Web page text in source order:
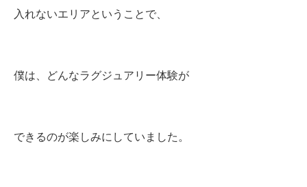
入れないエリアということで、
僕は、どんなラグジュアリー体験が
できるのが楽しみにしていました。